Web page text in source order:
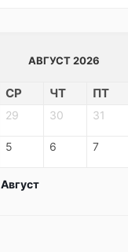
АВГУСТ 2026
СР ЧТ ПТ
29 30 31
5 6 7
Август